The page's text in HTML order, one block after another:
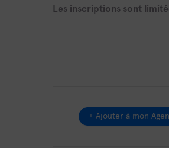
Les inscriptions sont
+ Ajouter à mon